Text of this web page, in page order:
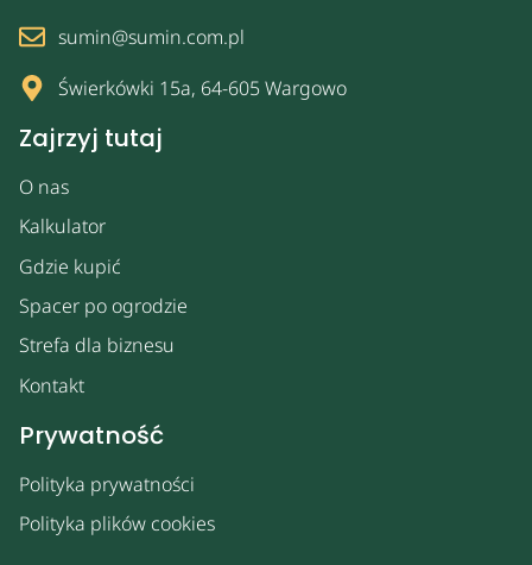
Zajrzyj tutaj
O nas
Kalkulator
Gdzie kupić
Spacer po ogrodzie
Strefa dla biznesu
Kontakt
Prywatność
Polityka prywatności
Polityka plików cookies
sumin@sumin.com.pl
Świerkówki 15a, 64-605 Wargowo